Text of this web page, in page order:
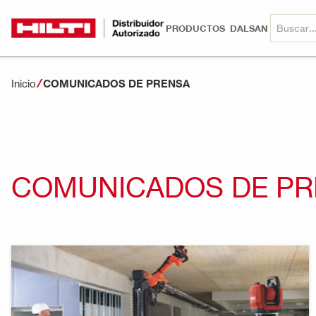
PRODUCTOS DALSAN
Inicio COMUNICADOS DE PRENSA
COMUNICADOS DE